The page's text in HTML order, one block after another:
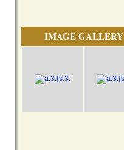
IMAGE GALLERY